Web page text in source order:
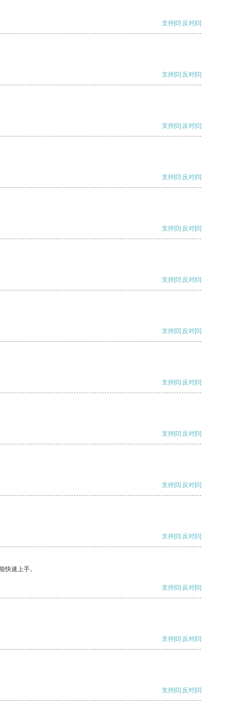
支持[0] 反对[0]
支持[0] 反对[0]
支持[0] 反对[0]
支持[0] 反对[0]
支持[0] 反对[0]
支持[0] 反对[0]
支持[0] 反对[0]
支持[0] 反对[0]
支持[0] 反对[0]
支持[0] 反对[0]
支持[0] 反对[0]
快速上手。
支持[0] 反对[0]
支持[0] 反对[0]
支持[0] 反对[0]